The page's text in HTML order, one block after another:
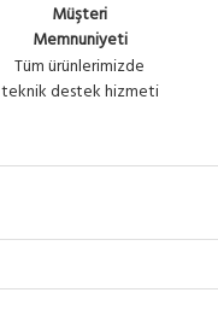
Müşteri
Memnuniyeti
Tüm ürünlerimizde
teknik destek hizmeti